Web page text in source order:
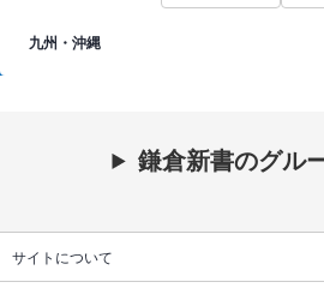
九州・沖縄
鎌倉新書のグル
サイトについて